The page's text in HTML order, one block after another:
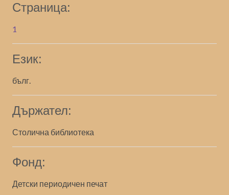
Страница:
1
Език:
бълг.
Държател:
Столична библиотека
Фонд:
Детски периодичен печат